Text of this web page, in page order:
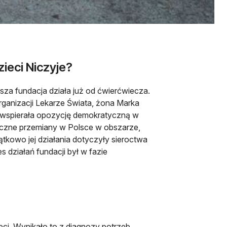
Niczyje?
fundacja działa już od ćwierćwiecza.
Lekarze Świata, żona Marka
opozycję demokratyczną w
przemiany w Polsce w obszarze,
jej działania dotyczyły sieroctwa
działań fundacji był w fazie